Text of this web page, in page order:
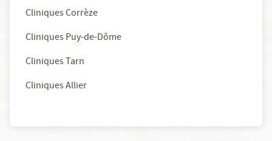
Cliniques Corrèze
Cliniques Puy-de-Dôme
Cliniques Tarn
Cliniques Allier